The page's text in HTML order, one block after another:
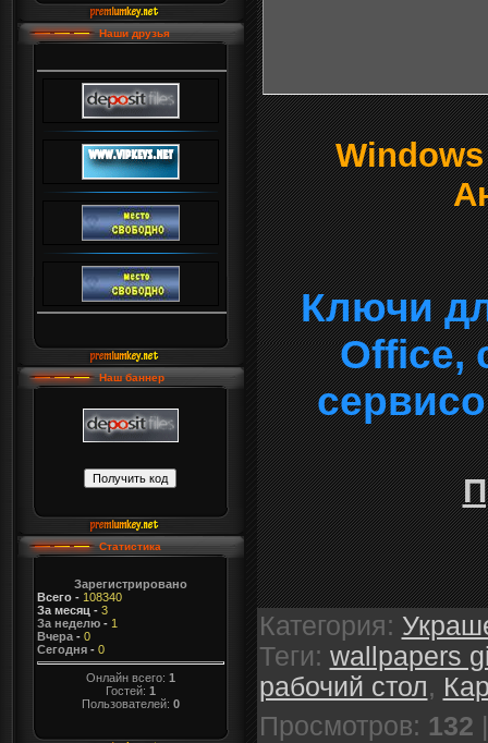
Наши друзья
Наш баннер
Статистика
Зарегистрировано
Всего- 108340
За месяц - 3
За неделю- 1
Вчера- 0
Сегодня- 0
Онлайн всего: 1
Гостей: 1
Пользователей: 0
Windows
Ключи
Office,
Категория:
Теги: wallpapers
рабочий стол,
Просмотров: 132